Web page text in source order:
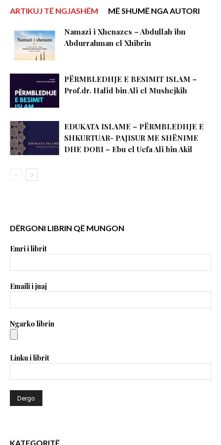
ARTIKUJ TË NGJASHËM MË SHUMË NGA AUTORI
Namazi i Xhenazes – Abdullah ibn
Abdurrahman el Xhibrin
PËRMBLEDHJE E BESIMIT ISLAM –
Prof.dr. Halid bin Ali el Mushejkih
EDUKATA ISLAME – PËRMBLEDHJE E
SHKURTUAR- PAJISUR ME SHËNIME
DHE DOBI – Ebu el Uefa Ali bin Akil
DËRGONI LIBRIN QË MUNGON
Emri i librit
Emaili i juaj
Ngarko librin
Linku i librit
KATEGORITË